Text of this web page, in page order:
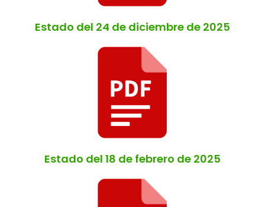
Estado del 24 de diciembre de 2025
Estado del 18 de febrero de 2025